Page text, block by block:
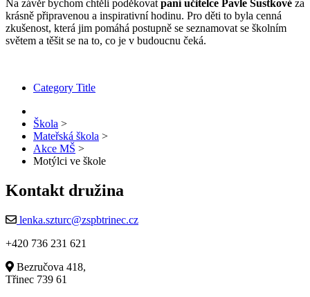
Na závěr bychom chtěli poděkovat paní učitelce Pavle Šustkové za
krásně připravenou a inspirativní hodinu. Pro děti to byla cenná
zkušenost, která jim pomáhá postupně se seznamovat se školním
světem a těšit se na to, co je v budoucnu čeká.
Category Title
Škola >
Mateřská škola >
Akce MŠ >
Motýlci ve škole
Kontakt družina
lenka.szturc@zspbtrinec.cz
+420 736 231 621
Bezručova 418,
Třinec 739 61